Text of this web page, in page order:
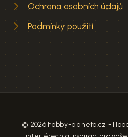
Ochrana osobních údajů
Podmínky použití
© 2026 hobby-planeta.cz -